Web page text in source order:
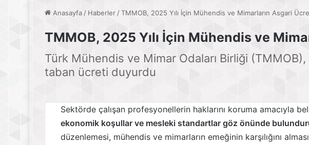
Anasayfa / Haberler /TMMOB, 2025 Yılı İçin Mühendis ve Mimarların Asgari
TMMOB, 2025 Yılı İçin Mühendis ve
Türk Mühendis ve Mimar Odaları Birliği
taban ücreti duyurdu
Sektörde çalışan profesyonellerin haklarını koruma amacıyla
ekonomik koşullar ve mesleki standartlar göz önünde
düzenlemesi, mühendis ve mimarların emeğinin karşılığını